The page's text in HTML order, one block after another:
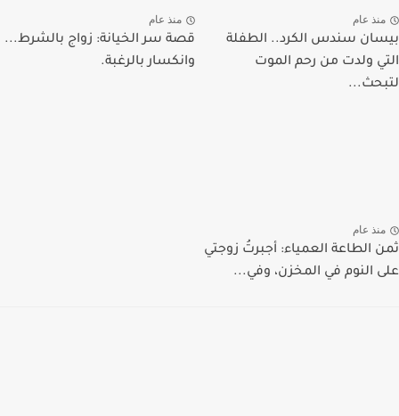
منذ عام
بيسان سندس الكرد.. الطفلة
التي ولدت من رحم الموت
لتبحث...
منذ عام
قصة سر الخيانة: زواج بالشرط...
وانكسار بالرغبة.
منذ عام
ثمن الطاعة العمياء: أجبرتُ زوجتي
على النوم في المخزن، وفي...